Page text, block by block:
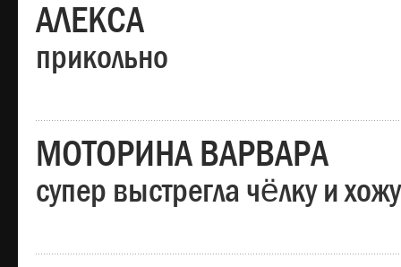
АЛЕКСА
прикольно
МОТОРИНА ВАРВАРА
супер выстрегла чёлку и